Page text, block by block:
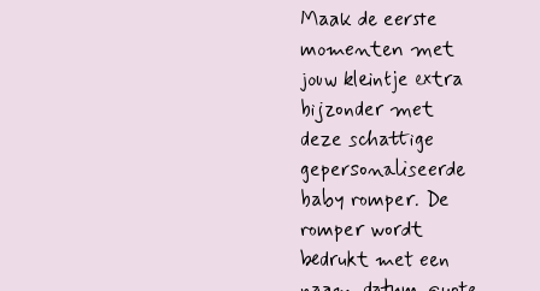
Maak de eerste
momenten met
jouw kleintje extra
bijzonder met
deze schattige
gepersonaliseerde
baby romper. De
romper wordt
bedrukt met een